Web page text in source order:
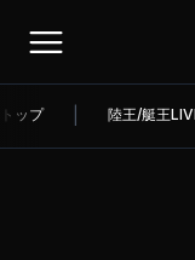
トップ 陸王/艇王